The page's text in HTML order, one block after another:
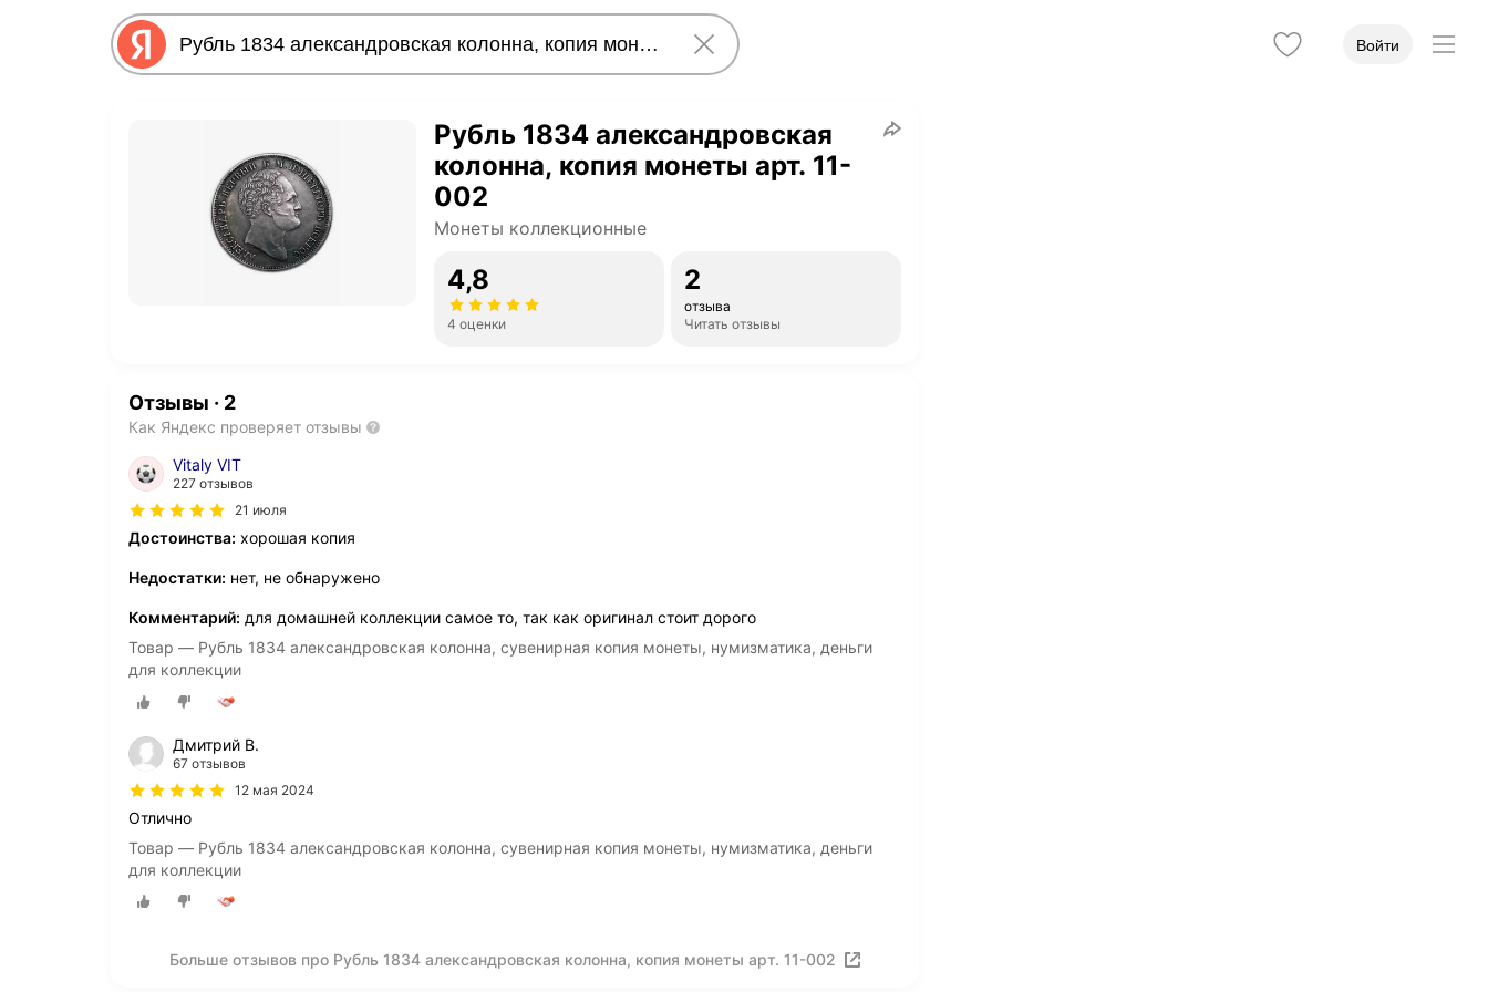
Войти
Рубль 1834 александровская
колонна, копия монеты арт. 11-
002
Монеты коллекционные
4,8
4 оценки
2
отзыва
Читать отзывы
Отзывы · 2
Как Яндекс проверяет отзывы
Vitaly VIT
227 отзывов
21 июля
Достоинства: хорошая копия
Недостатки: нет, не обнаружено
Комментарий: для домашней коллекции самое то, так как оригинал стоит дорого
Товар — Рубль 1834 александровская колонна, сувенирная копия монеты, нумизматика, деньги
для коллекции
Дмитрий В.
67 отзывов
12 мая 2024
Отлично
Товар — Рубль 1834 александровская колонна, сувенирная копия монеты, нумизматика, деньги
для коллекции
Больше отзывов про Рубль 1834 александровская колонна, копия монеты арт. 11-002